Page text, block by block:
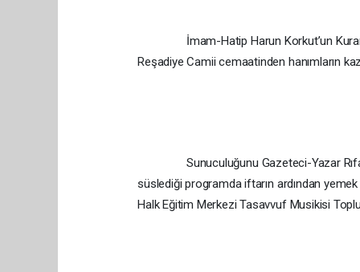
İmam-Hatip Harun Korkut’un Kuran-ı
Reşadiye Camii cemaatinden hanımların
Sunuculuğunu Gazeteci-Yazar Rıfat
süslediği programda iftarın ardından
Halk Eğitim Merkezi Tasavvuf Musikisi